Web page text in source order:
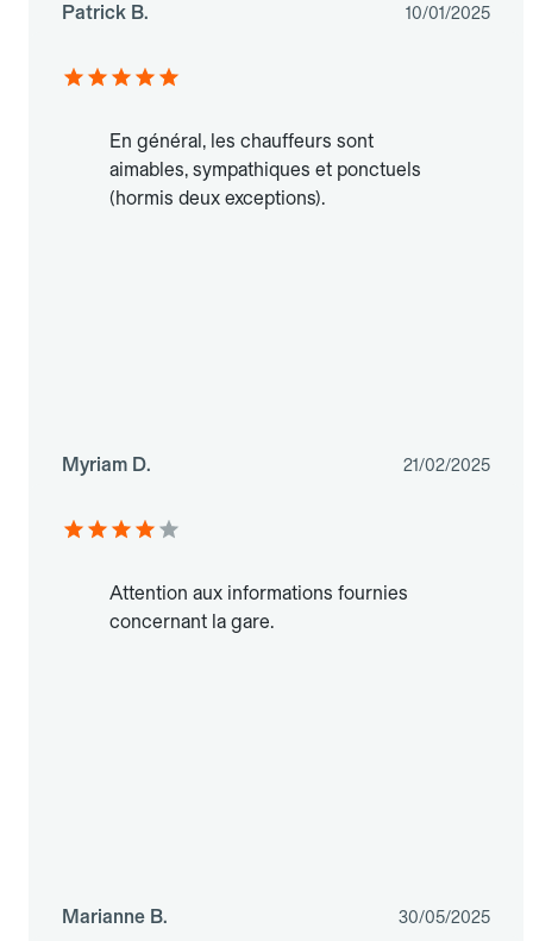
Patrick B. 10/01/2025
En général, les chauffeurs sont
aimables, sympathiques et ponctuels
(hormis deux exceptions).
Myriam D. 21/02/2025
Attention aux informations fournies
concernant la gare.
Marianne B. 30/05/2025